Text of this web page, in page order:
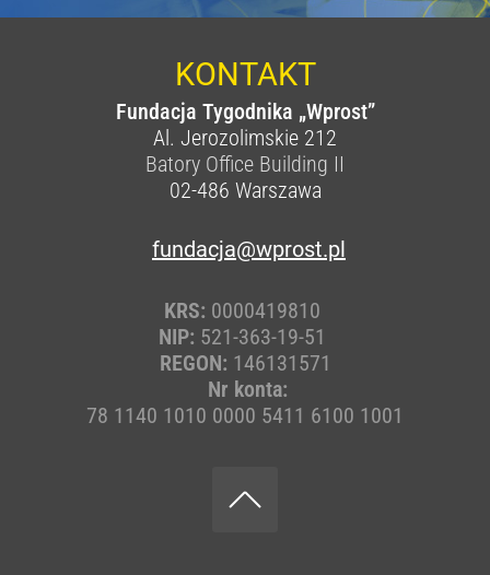
KONTAKT
Fundacja Tygodnika „Wprost”
Al. Jerozolimskie 212
Batory Office Building II
02-486 Warszawa
fundacja@wprost.pl
KRS: 0000419810
NIP: 521-363-19-51
REGON: 146131571
Nr konta:
78 1140 1010 0000 5411 6100 1001